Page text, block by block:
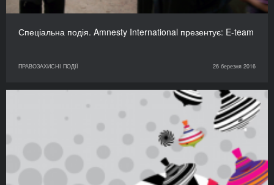
Спеціальна подія. Amnesty International презентує: E-team
ПРАВОЗАХИСНІ ПОДІЇ 26 березня 2016